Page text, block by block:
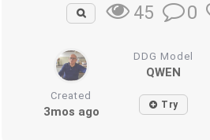
45 0
DDG Model
QWEN
Created
3mos ago Try